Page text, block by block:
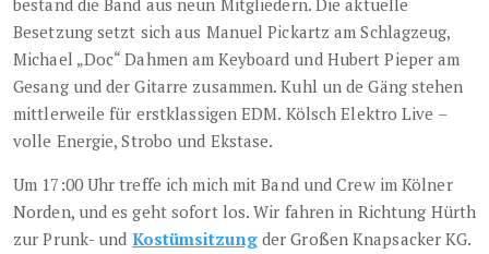
bestand die Band aus neun Mitgliedern. Die aktuelle
Besetzung setzt sich aus Manuel Pickartz am Schlagzeug,
Michael „Doc“ Dahmen am Keyboard und Hubert Pieper am
Gesang und der Gitarre zusammen. Kuhl un de Gäng stehen
mittlerweile für erstklassigen EDM. Kölsch Elektro Live –
volle Energie, Strobo und Ekstase.
Um 17:00 Uhr treffe ich mich mit Band und Crew im Kölner
Norden, und es geht sofort los. Wir fahren in Richtung Hürth
zur Prunk- und Kostümsitzungder Großen Knapsacker KG.